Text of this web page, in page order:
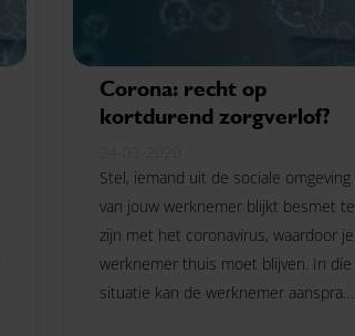
Corona: recht op
kortdurend zorgverlof?
Stel, iemand uit de sociale omgeving
van jouw werknemer blijkt besmet te
zijn met het coronavirus, waardoor je
werknemer thuis moet blijven. In die
situatie kan de werknemer aanspraak